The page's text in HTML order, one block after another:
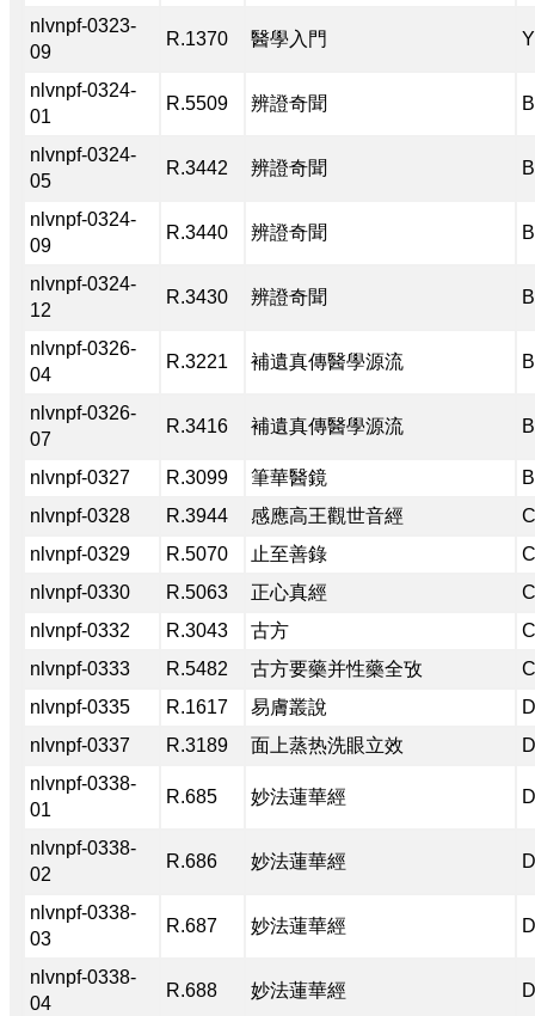
nlvnpf-0323-
09
R.1370 醫學入門
nlvnpf-0324-
01
R.5509 辨證奇聞
nlvnpf-0324-
05
R.3442 辨證奇聞
nlvnpf-0324-
09
R.3440 辨證奇聞
nlvnpf-0324-
12
R.3430 辨證奇聞
nlvnpf-0326-
04
R.3221 補遺真傳醫學源流
nlvnpf-0326-
07
R.3416 補遺真傳醫學源流
nlvnpf-0327 R.3099 筆華醫鏡
nlvnpf-0328
R.3944 感應高王觀世音經
nlvnpf-0329
R.5070 止至善錄
nlvnpf-0330
R.5063 正心真經
nlvnpf-0332
R.3043 古方
nlvnpf-0333
R.5482 古方要藥并性藥全攷
nlvnpf-0335
R.1617 易膚叢說
nlvnpf-0337
R.3189 面上蒸热洗眼立效
nlvnpf-0338-
01
R.685 妙法蓮華經
nlvnpf-0338-
02
R.686 妙法蓮華經
nlvnpf-0338-
03
R.687 妙法蓮華經
nlvnpf-0338-
04
R.688 妙法蓮華經